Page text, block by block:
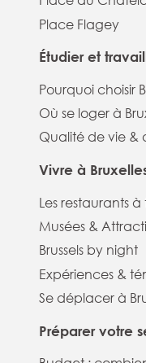
Place Flagey
Étudier et
Pourquoi choisir
Où se loger à
Qualité de vie &
Vivre à
Les restaurants
Musées &
Brussels by night
Expériences &
Se déplacer à
Préparer votre